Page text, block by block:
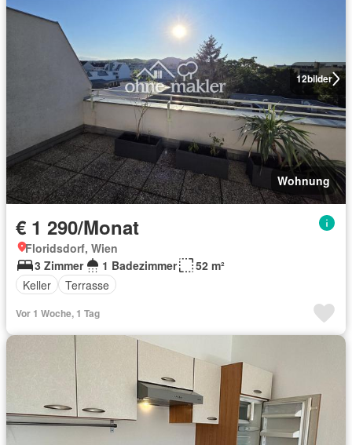
12bilder
Wohnung
€ 1 290/Monat
Floridsdorf, Wien
3 Zimmer
1 Badezimmer
52 m²
Keller
Terrasse
Vor 1 Woche, 1 Tag